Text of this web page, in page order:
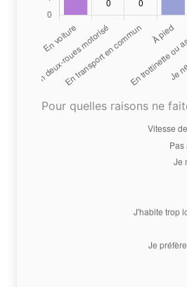
Pour quelles raisons ne